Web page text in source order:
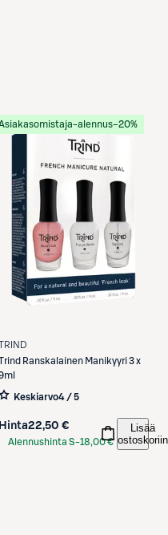
alennus−20%
TRIND
Trind Ranskalainen Manikyyri 3 x
Keskiarvo4 / 5
Hinta22,50 €
Alennushinta S-18,00 €
Lisää
ostoskoriin